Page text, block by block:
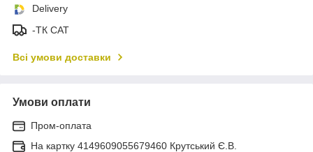
Delivery
-ТК САТ
Всі умови доставки
Умови оплати
Пром-оплата
На картку 4149609055679460 Крутський Є.В.